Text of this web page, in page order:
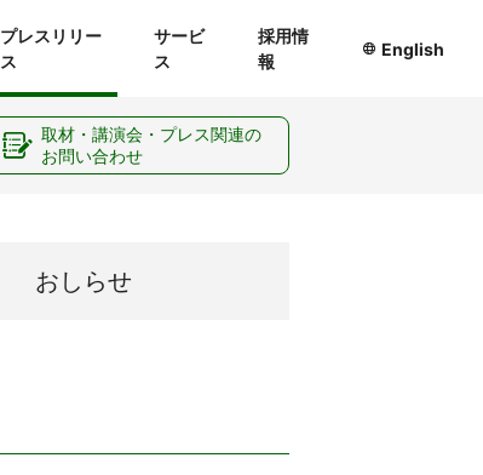
プレスリリー
ス
サービ
ス
採用情
報
English
おしらせ
取材・講演会・プレス関連の
お問い合わせ